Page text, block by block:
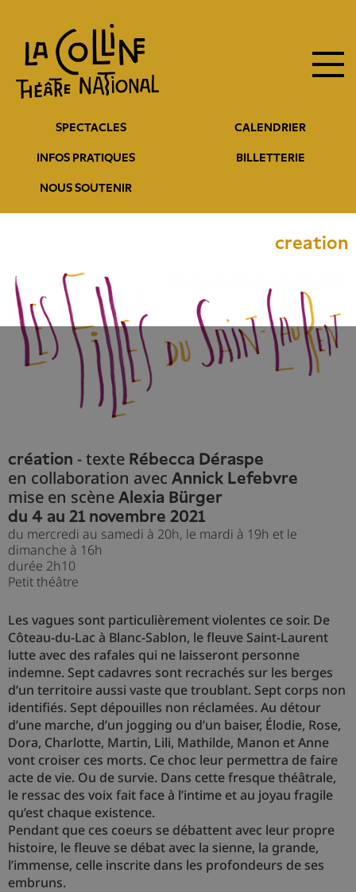
contenu
principal
entête
SPECTACLES CALENDRIER
INFOS PRATIQUES BILLETTERIE
NOUS SOUTENIR
principale
creation
création - texte Rébecca Déraspe
en collaboration avec Annick Lefebvre
mise en scène Alexia Bürger
du 4 au 21 novembre 2021
du mercredi au samedi à 20h, le mardi à 19h et le
dimanche à 16h
durée 2h10
Petit théâtre
Les vagues sont particulièrement violentes ce soir. De
Côteau-du-Lac à Blanc-Sablon, le fleuve Saint-Laurent
lutte avec des rafales qui ne laisseront personne
indemne. Sept cadavres sont recrachés sur les berges
d’un territoire aussi vaste que troublant. Sept corps non
identifiés. Sept dépouilles non réclamées. Au détour
d’une marche, d’un jogging ou d’un baiser, Élodie, Rose,
Dora, Charlotte, Martin, Lili, Mathilde, Manon et Anne
vont croiser ces morts. Ce choc leur permettra de faire
acte de vie. Ou de survie. Dans cette fresque théâtrale,
le ressac des voix fait face à l’intime et au joyau fragile
qu’est chaque existence.
Pendant que ces coeurs se débattent avec leur propre
histoire, le fleuve se débat avec la sienne, la grande,
l’immense, celle inscrite dans les profondeurs de ses
embruns.